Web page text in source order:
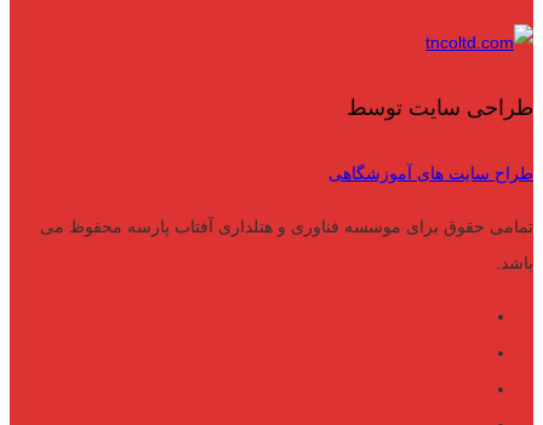
طراحی سایت توسط
طراح سایت های آموزشگاهی
تمامی حقوق برای موسسه فناوری و هتلداری آفتاب پارسه محفوظ می
باشد.